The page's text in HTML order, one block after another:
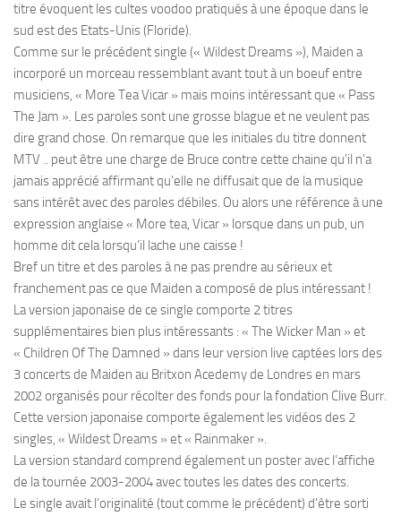
titre évoquent les cultes voodoo pratiqués à une époque dans le
sud est des Etats-Unis (Floride).
Comme sur le précédent single (« Wildest Dreams »), Maiden a
incorporé un morceau ressemblant avant tout à un boeuf entre
musiciens, « More Tea Vicar » mais moins intéressant que « Pass
The Jam ». Les paroles sont une grosse blague et ne veulent pas
dire grand chose. On remarque que les initiales du titre donnent
MTV .. peut être une charge de Bruce contre cette chaine qu’il n’a
jamais apprécié affirmant qu’elle ne diffusait que de la musique
sans intérêt avec des paroles débiles. Ou alors une référence à une
expression anglaise « More tea, Vicar » lorsque dans un pub, un
homme dit cela lorsqu’il lache une caisse !
Bref un titre et des paroles à ne pas prendre au sérieux et
franchement pas ce que Maiden a composé de plus intéressant !
La version japonaise de ce single comporte 2 titres
supplémentaires bien plus intéressants : « The Wicker Man » et
« Children Of The Damned » dans leur version live captées lors des
3 concerts de Maiden au Britxon Acedemy de Londres en mars
2002 organisés pour récolter des fonds pour la fondation Clive Burr.
Cette version japonaise comporte également les vidéos des 2
singles, « Wildest Dreams » et « Rainmaker ».
La version standard comprend également un poster avec l’affiche
de la tournée 2003-2004 avec toutes les dates des concerts.
Le single avait l’originalité (tout comme le précédent) d’être sorti